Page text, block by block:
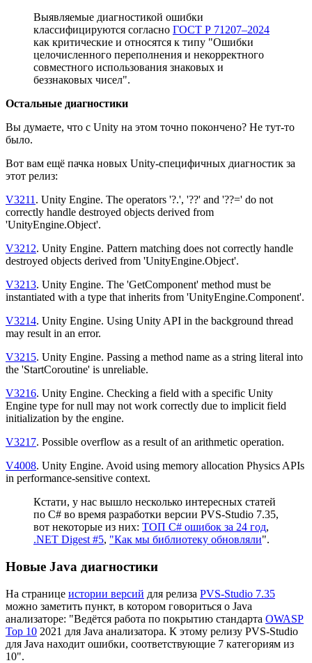
Выявляемые диагностикой ошибки
классифицируются согласно ГОСТ Р 71207–2024
как критические и относятся к типу "Ошибки
целочисленного переполнения и некорректного
совместного использования знаковых и
беззнаковых чисел".
Остальные диагностики
Вы думаете, что с Unity на этом точно покончено? Не тут-то
было.
Вот вам ещё пачка новых Unity-специфичных диагностик за
этот релиз:
V3211 . Unity Engine. The operators '?.', '??' and '??=' do not
correctly handle destroyed objects derived from
'UnityEngine.Object'.
V3212. Unity Engine. Pattern matching does not correctly handle
destroyed objects derived from 'UnityEngine.Object'.
V3213. Unity Engine. The 'GetComponent' method must be
instantiated with a type that inherits from 'UnityEngine.Component'.
V3214. Unity Engine. Using Unity API in the background thread
may result in an error.
V3215. Unity Engine. Passing a method name as a string literal into
the 'StartCoroutine' is unreliable.
V3216. Unity Engine. Checking a field with a specific Unity
Engine type for null may not work correctly due to implicit field
initialization by the engine.
V3217. Possible overflow as a result of an arithmetic operation.
V4008. Unity Engine. Avoid using memory allocation Physics APIs
in performance-sensitive context.
Кстати, у нас вышло несколько интересных статей
по C# во время разработки версии PVS-Studio 7.35,
вот некоторые из них: ТОП C# ошибок за 24 год,
.NET Digest #5, "Как мы библиотеку обновляли".
Новые Java диагностики
На странице истории версий для релиза PVS-Studio 7.35
можно заметить пункт, в котором говориться о Java
анализаторе: "Ведётся работа по покрытию стандарта OWASP
Top 10 2021 для Java анализатора. К этому релизу PVS-Studio
для Java находит ошибки, соответствующие 7 категориям из
10".